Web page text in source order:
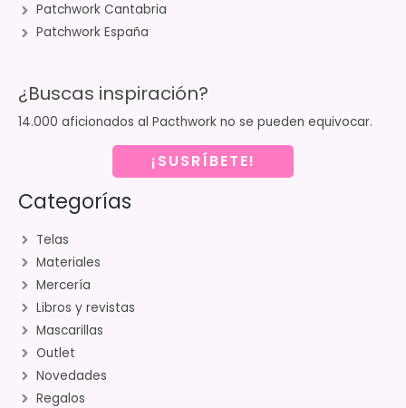
Patchwork Cantabria
Patchwork España
¿Buscas inspiración?
14.000 aficionados al Pacthwork no se pueden equivocar.
¡SUSRÍBETE!
Categorías
Telas
Materiales
Mercería
Libros y revistas
Mascarillas
Outlet
Novedades
Regalos